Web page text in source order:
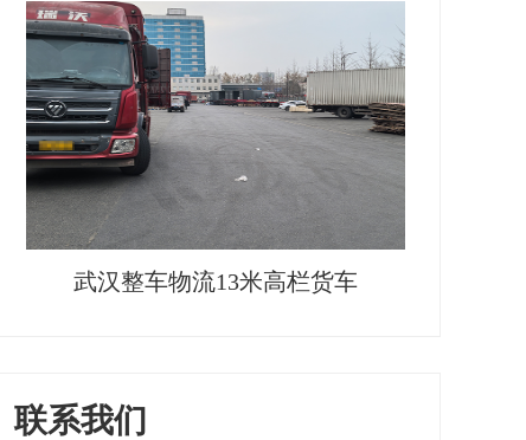
武汉整车物流13米高栏货车
联系我们